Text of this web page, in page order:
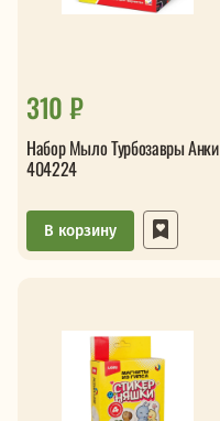
310 ₽
Набор Мыло Турбозавры Анки
404224
В корзину